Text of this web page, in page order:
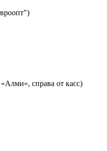
справа от касс)